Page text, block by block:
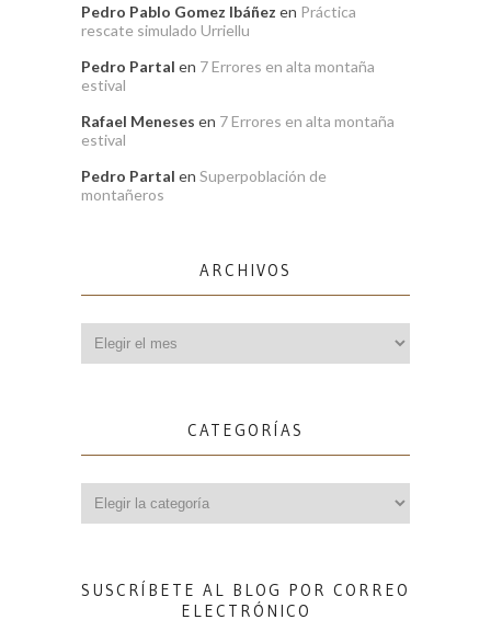
Pedro Pablo Gomez Ibáñez en Práctica
rescate simulado Urriellu
Pedro Partal en 7 Errores en alta montaña
estival
Rafael Meneses en 7 Errores en alta montaña
estival
Pedro Partal en Superpoblación de
montañeros
ARCHIVOS
CATEGORÍAS
SUSCRÍBETE AL BLOG POR CORREO
ELECTRÓNICO